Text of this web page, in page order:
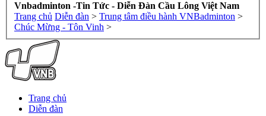
Vnbadminton -Tin Tức - Diễn Đàn Cầu Lông Việt Nam
Trang chủ Diễn đàn > Trung tâm điều hành VNBadminton >
Chúc Mừng - Tôn Vinh >
Trang chủ
Diễn đàn